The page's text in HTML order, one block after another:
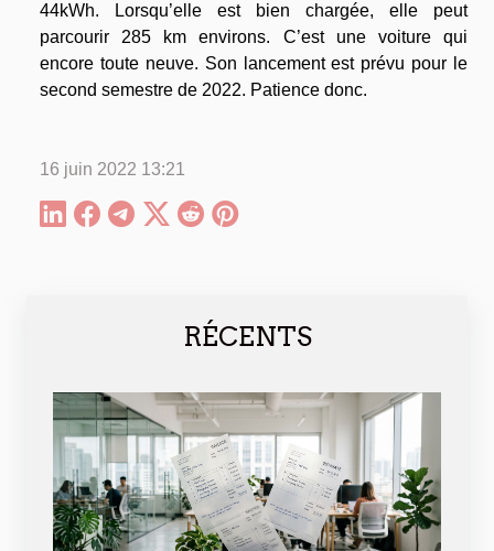
RÉCENTS
44kWh. Lorsqu’elle est bien chargée, elle peut
parcourir 285 km environs. C’est une voiture qui
encore toute neuve. Son lancement est prévu pour le
second semestre de 2022. Patience donc.
16 juin 2022 13:21